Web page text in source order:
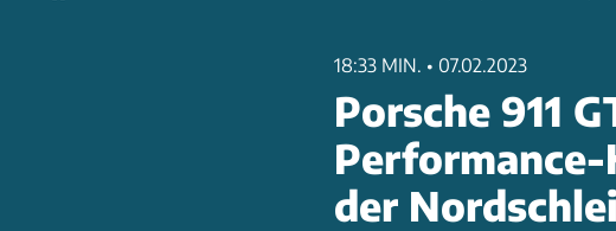
18:33 MIN. • 07.02.2023
Porsche 911
der